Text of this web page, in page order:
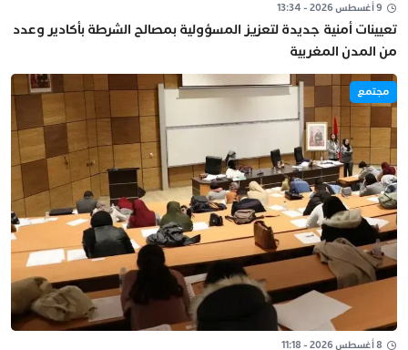
9 أغسطس 2026 - 13:34
تعيينات أمنية جديدة لتعزيز المسؤولية بمصالح الشرطة بأكادير وعدد
من المدن المغربية
مجتمع
8 أغسطس 2026 - 11:18